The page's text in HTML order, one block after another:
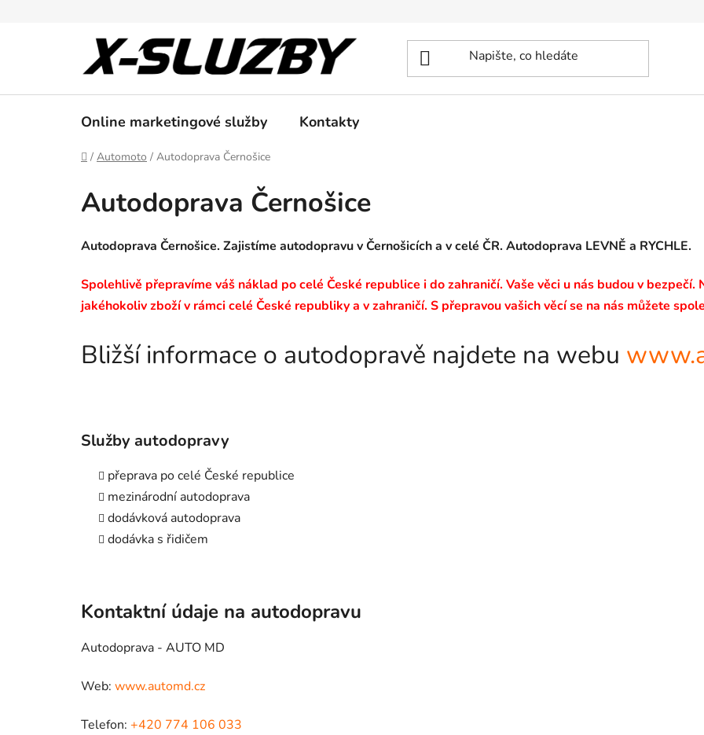
Online marketingové služby Kontakty
Domů
/ Automoto / Autodoprava Černošice
Autodoprava Černošice
Autodoprava Černošice. Zajistíme autodopravu v Černošicích a v celé ČR. Autodoprava LEVNĚ a RYCHLE.
Spolehlivě přepravíme váš náklad po celé České republice i do zahraničí. Vaše věci u nás budou v
jakéhokoliv zboží v rámci celé České republiky a v zahraničí. S přepravou vašich věcí se na nás můžete
Bližší informace o autodopravě najdete na webu
Služby autodopravy
přeprava po celé České republice
mezinárodní autodoprava
dodávková autodoprava
dodávka s řidičem
Kontaktní údaje na autodopravu
Autodoprava - AUTO MD
Web: www.automd.cz
Telefon: +420 774 106 033